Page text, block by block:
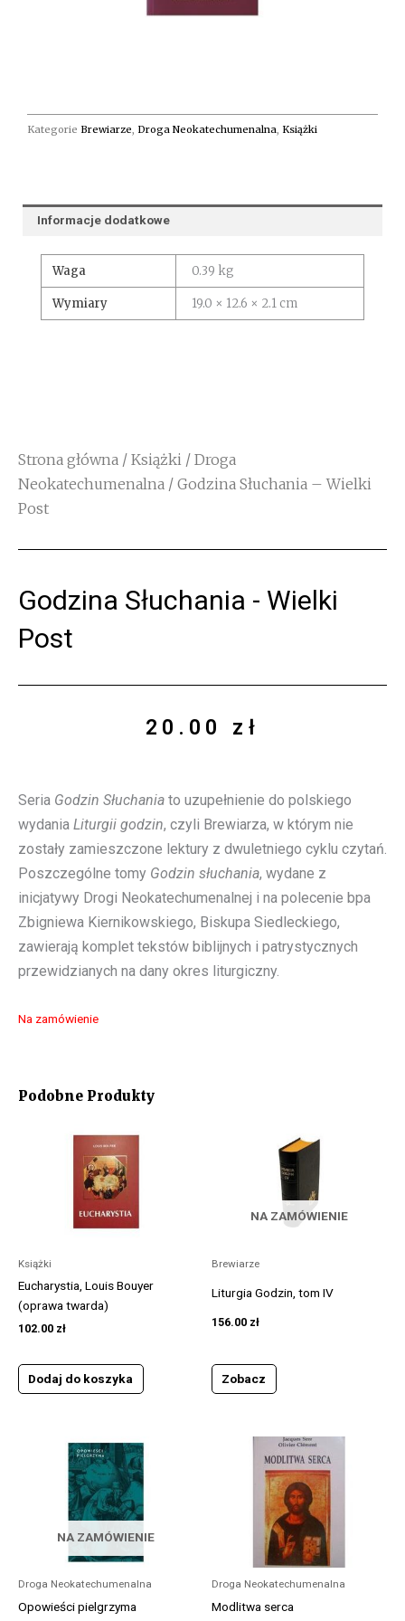
Kategorie Brewiarze, Droga Neokatechumenalna, Książki
Informacje dodatkowe
Waga 0.39 kg
Wymiary 19.0 × 12.6 × 2.1 cm
Strona główna / Książki / Droga
Neokatechumenalna / Godzina Słuchania – Wielki
Post
Godzina Słuchania - Wielki
Post
20.00 zł
Seria Godzin Słuchania to uzupełnienie do polskiego
wydania Liturgii godzin, czyli Brewiarza, w którym nie
zostały zamieszczone lektury z dwuletniego cyklu czytań.
Poszczególne tomy Godzin słuchania, wydane z
inicjatywy Drogi Neokatechumenalnej i na polecenie bpa
Zbigniewa Kiernikowskiego, Biskupa Siedleckiego,
zawierają komplet tekstów biblijnych i patrystycznych
przewidzianych na dany okres liturgiczny.
Na zamówienie
Podobne Produkty
Książki
Eucharystia, Louis Bouyer
(oprawa twarda)
102.00 zł
Dodaj do koszyka
NA ZAMÓWIENIE
Brewiarze
Liturgia Godzin, tom IV
156.00 zł
Zobacz
NA ZAMÓWIENIE
Droga Neokatechumenalna
Opowieści pielgrzyma
Droga Neokatechumenalna
Modlitwa serca